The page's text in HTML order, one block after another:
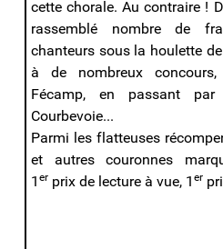
cette chorale. Au contraire !
rassemblé nombre de
chanteurs sous la houlette
à de nombreux
Fécamp, en passant par
Courbevoie...
Parmi les flatteuses
et autres couronnes
1er prix de lecture à vue, 1er